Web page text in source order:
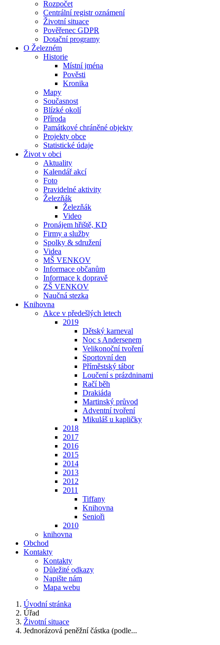
Rozpočet
Centrální registr oznámení
Životní situace
Pověřenec GDPR
Dotační programy
O Železném
Historie
Místní jména
Pověsti
Kronika
Mapy
Současnost
Blízké okolí
Příroda
Památkové chráněné objekty
Projekty obce
Statistické údaje
Život v obci
Aktuality
Kalendář akcí
Foto
Pravidelné aktivity
Železňák
Železňák
Video
Pronájem hřiště, KD
Firmy a služby
Spolky & sdružení
Videa
MŠ VENKOV
Informace občanům
Informace k dopravě
ZŠ VENKOV
Naučná stezka
Knihovna
Akce v předešlých letech
2019
Dětský karneval
Noc s Andersenem
Velikonoční tvoření
Sportovní den
Příměstský tábor
Loučení s prázdninami
Račí běh
Drakiáda
Martinský průvod
Adventní tvoření
Mikuláš u kapličky
2018
2017
2016
2015
2014
2013
2012
2011
Tiffany
Knihovna
Senioři
2010
knihovna
Obchod
Kontakty
Kontakty
Důležité odkazy
Napište nám
Mapa webu
Úvodní stránka
Úřad
Životní situace
Jednorázová peněžní částka (podle...